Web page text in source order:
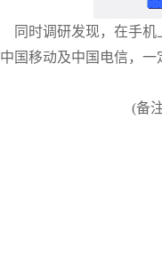
同时调研发现，在手机
中国移动及中国电信，一
(备